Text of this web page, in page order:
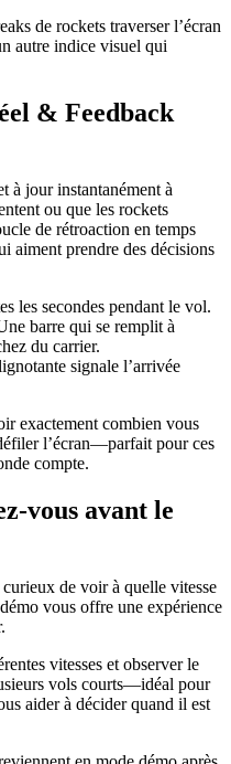
de rockets traverser l’écran
autre indice visuel qui
& Feedback
à jour instantanément à
ou que les rockets
de rétroaction en temps
aiment prendre des décisions
les secondes pendant le vol.
barre qui se remplit à
du carrier.
signale l’arrivée
exactement combien vous
l’écran—parfait pour ces
compte.
vous avant le
de voir à quelle vitesse
vous offre une expérience
vitesses et observer le
vols courts—idéal pour
aider à décider quand il est